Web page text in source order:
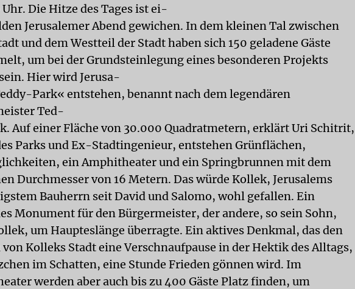
Uhr. Die Hitze des Tages ist ei-
Jerusalemer Abend gewichen. In dem kleinen Tal zwischen
und dem Westteil der Stadt haben sich 150 geladene Gäste
um bei der Grundsteinlegung eines besonderen Projekts
Hier wird Jerusa-
Park« entstehen, benannt nach dem legendären
Ted-
Auf einer Fläche von 30.000 Quadratmetern, erklärt Uri Schitrit,
Parks und Ex-Stadtingenieur, entstehen Grünflächen,
ein Amphitheater und ein Springbrunnen mit dem
Durchmesser von 16 Metern. Das würde Kollek, Jerusalems
Bauherrn seit David und Salomo, wohl gefallen. Ein
Monument für den Bürgermeister, der andere, so sein Sohn,
um Haupteslänge überragte. Ein aktives Denkmal, das den
Kolleks Stadt eine Verschnaufpause in der Hektik des Alltags,
im Schatten, eine Stunde Frieden gönnen wird. Im
werden aber auch bis zu 400 Gäste Platz finden, um